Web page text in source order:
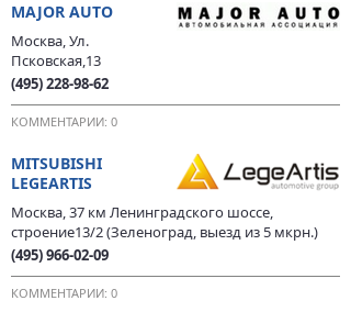
MAJOR AUTO
Москва, Ул.
Псковская,13
(495) 228-98-62
КОММЕНТАРИИ: 0
MITSUBISHI
LEGEARTIS
Москва, 37 км Ленинградского шоссе,
строение13/2 (Зеленоград, выезд из 5 мкрн.)
(495) 966-02-09
КОММЕНТАРИИ: 0